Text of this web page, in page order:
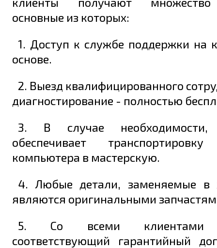
основные из которых:
1. Доступ к службе поддержки на
основе.
2. Выезд квалифицированного
диагностирование - полностью
3. В случае необходимости,
обеспечивает
компьютера в мастерскую.
4. Любые детали, заменяемые в
являются оригинальными
5. Со всеми клиентами
соответствующий гарантийный